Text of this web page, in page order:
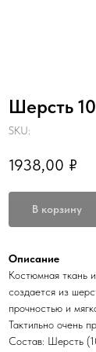
Шерсть
SKU:
1938,00 ₽
В корзину
Описание
Костюмная ткань
создается из
прочностью и
Тактильно очень
Состав: Шерсть